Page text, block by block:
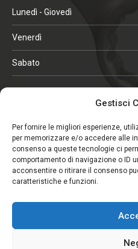
Gestisci
Per fornire le migliori esperienze,
per memorizzare e/o accedere alle
consenso a queste tecnologie ci
comportamento di navigazione o ID
acconsentire o ritirare il consenso
caratteristiche e funzioni.
Lunedì - Giovedì
Venerdì
Sabato
ORARI IN ALTA STAGIONE
Lunedì - Venerdì
Sabato
CHIUSO IL SABATO
(gennaio, febbraio, agosto,